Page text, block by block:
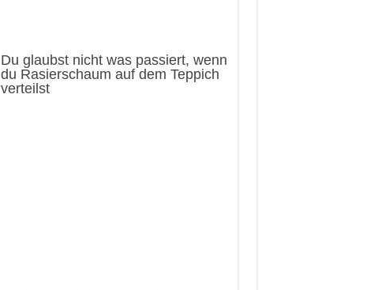
Du glaubst nicht was passiert, wenn
du Rasierschaum auf dem Teppich
verteilst